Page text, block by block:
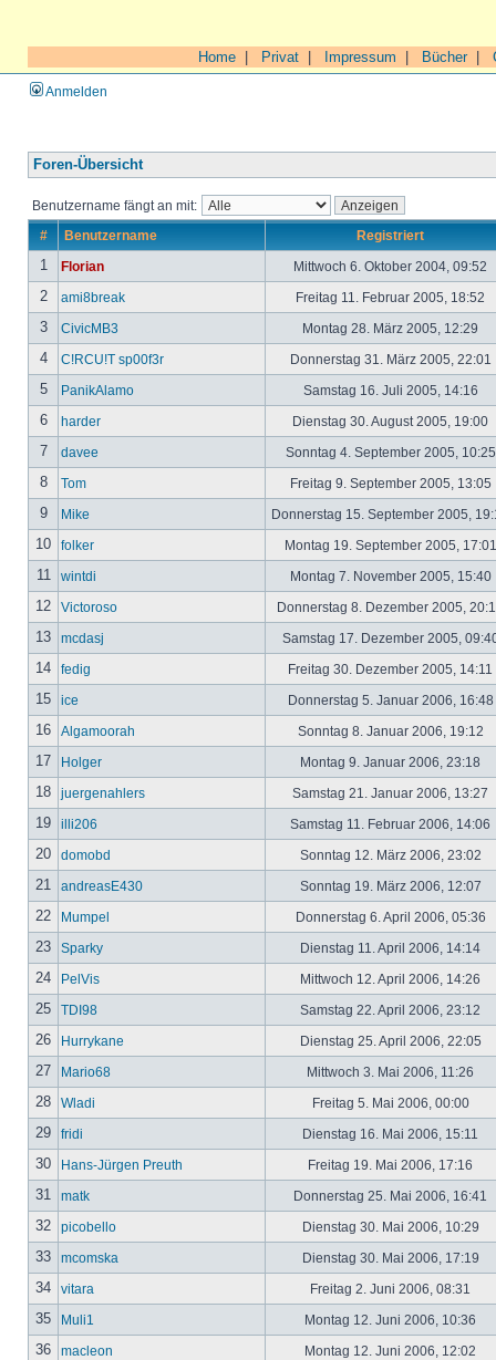
Home Privat Impressum Bücher|
Anmelden
Foren-Übersicht
Benutzername fängt an mit:
# Benutzername Registriert
1 Florian Mittwoch 6. Oktober 2004, 09:52
2 ami8break Freitag 11. Februar 2005, 18:52
3 CivicMB3 Montag 28. März 2005, 12:29
4 C!RCU!T sp00f3r Donnerstag 31. März 2005, 22:01
5 PanikAlamo Samstag 16. Juli 2005, 14:16
6 harder Dienstag 30. August 2005, 19:00
7 davee Sonntag 4. September 2005,
8 Tom Freitag 9. September 2005, 13:05
9 Mike Donnerstag 15. September 2005,
10 folker Montag 19. September 2005,
11 wintdi Montag 7. November 2005, 15:40
12 Victoroso Donnerstag 8. Dezember 2005,
13 mcdasj Samstag 17. Dezember 2005,
14 fedig Freitag 30. Dezember 2005, 14:11
15 ice Donnerstag 5. Januar 2006, 16:48
16 Algamoorah Sonntag 8. Januar 2006, 19:12
17 Holger Montag 9. Januar 2006, 23:18
18 juergenahlers Samstag 21. Januar 2006, 13:27
19 illi206 Samstag 11. Februar 2006, 14:06
20 domobd Sonntag 12. März 2006, 23:02
21 andreasE430 Sonntag 19. März 2006, 12:07
22 Mumpel Donnerstag 6. April 2006, 05:36
23 Sparky Dienstag 11. April 2006, 14:14
24 PelVis Mittwoch 12. April 2006, 14:26
25 TDI98 Samstag 22. April 2006, 23:12
26 Hurrykane Dienstag 25. April 2006, 22:05
27 Mario68 Mittwoch 3. Mai 2006, 11:26
28 Wladi Freitag 5. Mai 2006, 00:00
29 fridi Dienstag 16. Mai 2006, 15:11
30 Hans-Jürgen Preuth Freitag 19. Mai 2006, 17:16
31 matk Donnerstag 25. Mai 2006, 16:41
32 picobello Dienstag 30. Mai 2006, 10:29
33 mcomska Dienstag 30. Mai 2006, 17:19
34 vitara Freitag 2. Juni 2006, 08:31
35 Muli1 Montag 12. Juni 2006, 10:36
36 macleon Montag 12. Juni 2006, 12:02